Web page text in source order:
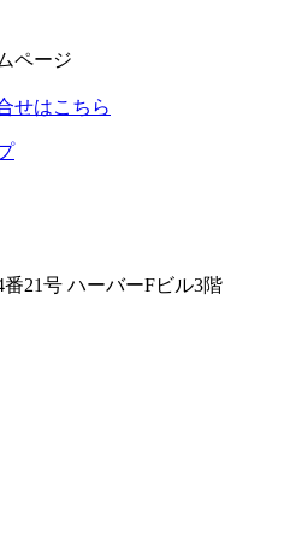
ページ
せはこちら
21号 ハーバーFビル3階